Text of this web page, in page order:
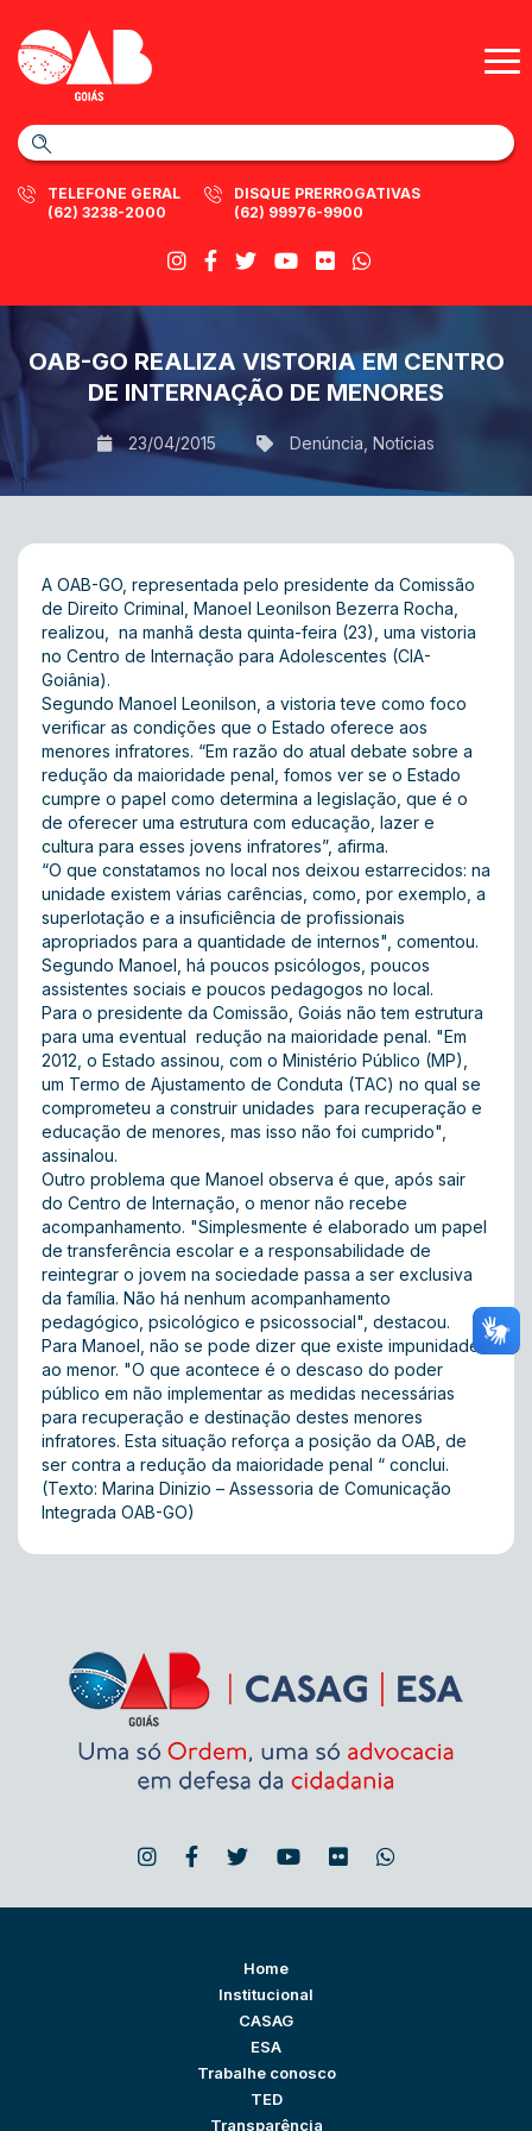
TELEFONE GERAL
(62) 3238-2000
DISQUE PRERROGATIVAS
(62) 99976-9900
OAB-GO REALIZA VISTORIA EM CENTRO
DE INTERNAÇÃO DE MENORES
23/04/2015 Denúncia Notícias
A OAB-GO, representada pelo presidente da Comissão
de Direito Criminal, Manoel Leonilson Bezerra Rocha,
realizou, na manhã desta quinta-feira (23), uma vistoria
no Centro de Internação para Adolescentes (CIA-
Goiânia).
Segundo Manoel Leonilson, a vistoria teve como foco
verificar as condições que o Estado oferece aos
menores infratores. “Em razão do atual debate sobre a
redução da maioridade penal, fomos ver se o Estado
cumpre o papel como determina a legislação, que é o
de oferecer uma estrutura com educação, lazer e
cultura para esses jovens infratores”, afirma.
“O que constatamos no local nos deixou estarrecidos: na
unidade existem várias carências, como, por exemplo, a
superlotação e a insuficiência de profissionais
apropriados para a quantidade de internos", comentou.
Segundo Manoel, há poucos psicólogos, poucos
assistentes sociais e poucos pedagogos no local.
Para o presidente da Comissão, Goiás não tem estrutura
para uma eventual redução na maioridade penal. "Em
2012, o Estado assinou, com o Ministério Público (MP),
um Termo de Ajustamento de Conduta (TAC) no qual se
comprometeu a construir unidades para recuperação e
educação de menores, mas isso não foi cumprido",
assinalou.
Outro problema que Manoel observa é que, após sair
do Centro de Internação, o menor não recebe
acompanhamento. "Simplesmente é elaborado um papel
de transferência escolar e a responsabilidade de
reintegrar o jovem na sociedade passa a ser exclusiva
da família. Não há nenhum acompanhamento
pedagógico, psicológico e psicossocial", destacou.
Para Manoel, não se pode dizer que existe impunidade
ao menor. "O que acontece é o descaso do poder
público em não implementar as medidas necessárias
para recuperação e destinação destes menores
infratores. Esta situação reforça a posição da OAB, de
ser contra a redução da maioridade penal “ conclui.
(Texto: Marina Dinizio – Assessoria de Comunicação
Integrada OAB-GO)
Home
Institucional
CASAG
ESA
Trabalhe conosco
TED
Transparência